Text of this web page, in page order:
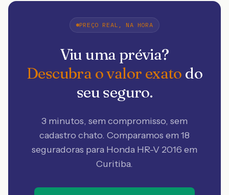
PREÇO REAL, NA HORA
Viu uma prévia?
Descubra o valor exato do
seu seguro.
3 minutos, sem compromisso, sem
cadastro chato. Comparamos em 18
seguradoras para Honda HR-V 2016 em
Curitiba.